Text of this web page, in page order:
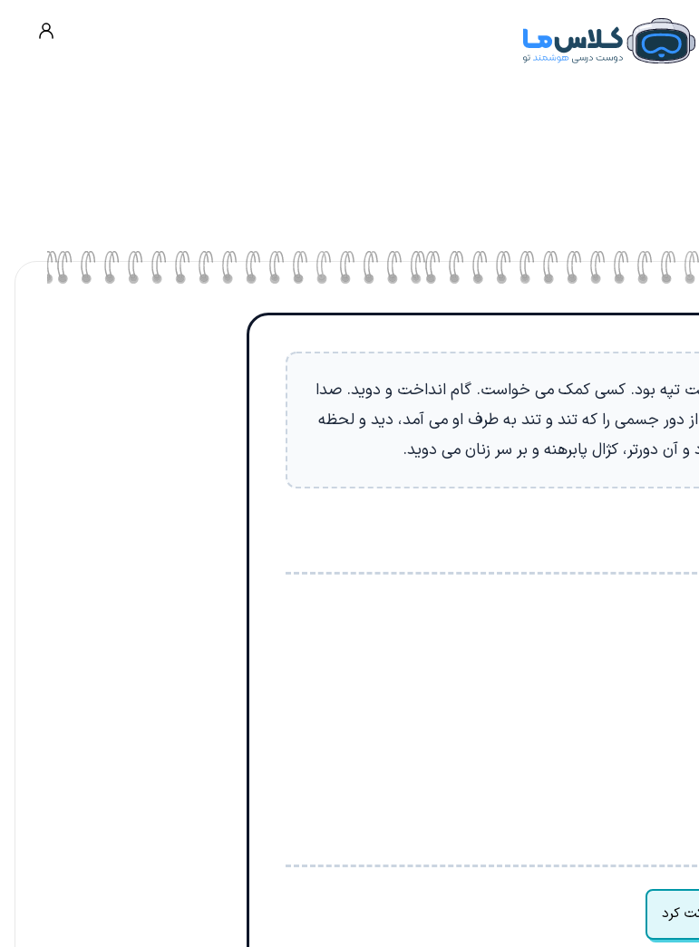
تپه بود. کسی کمک می خواست. گام انداخت و دوید. صدا
دور جسمی را که تند و تند به طرف او می آمد، دید و لحظه
آن دورتر، کژال پابرهنه و بر سر زنان می دوید.
کرد